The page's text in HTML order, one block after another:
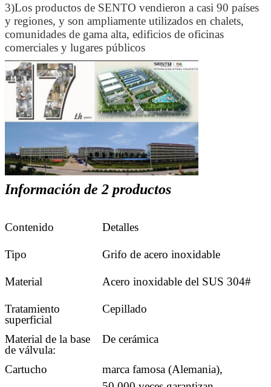
3)Los productos de SENTO vendieron a casi 90 países
y regiones, y son ampliamente utilizados en chalets,
comunidades de gama alta, edificios de oficinas
comerciales y lugares públicos
Información de 2 productos
Contenido Detalles
Tipo Grifo de acero inoxidable
Material Acero inoxidable del SUS 304#
Tratamiento
superficial
Cepillado
Material de la base
de válvula:
De cerámica
Cartucho
marca famosa (Alemania),